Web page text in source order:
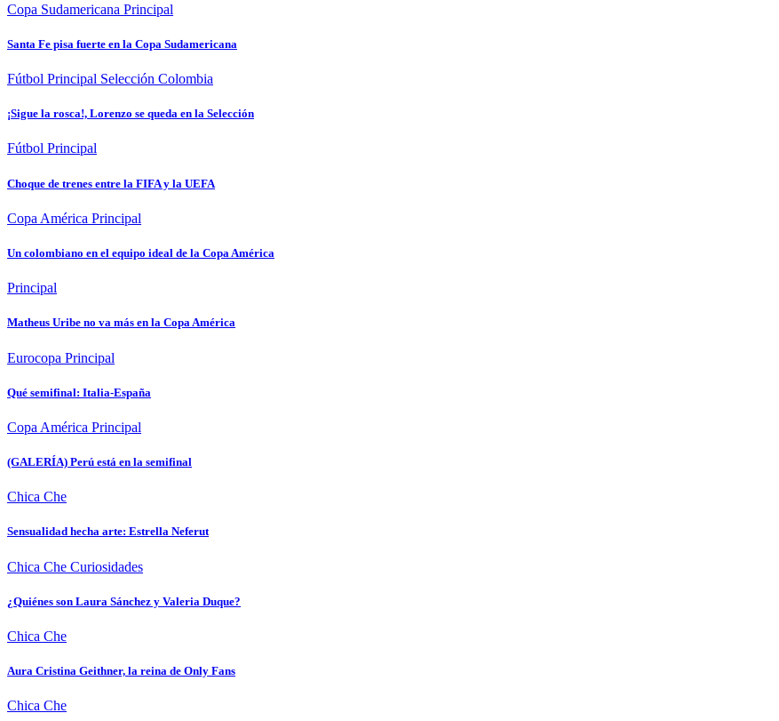
Copa Sudamericana Principal
Santa Fe pisa fuerte en la Copa Sudamericana
Fútbol Principal Selección Colombia
¡Sigue la rosca!, Lorenzo se queda en la Selección
Fútbol Principal
Choque de trenes entre la FIFA y la UEFA
Copa América Principal
Un colombiano en el equipo ideal de la Copa América
Principal
Matheus Uribe no va más en la Copa América
Eurocopa Principal
Qué semifinal: Italia-España
Copa América Principal
(GALERÍA) Perú está en la semifinal
Chica Che
Sensualidad hecha arte: Estrella Neferut
Chica Che Curiosidades
¿Quiénes son Laura Sánchez y Valeria Duque?
Chica Che
Aura Cristina Geithner, la reina de Only Fans
Chica Che